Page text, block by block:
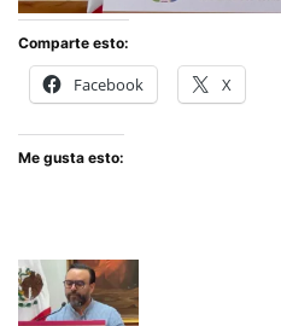
Comparte esto:
Facebook X
Me gusta esto: